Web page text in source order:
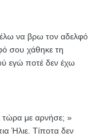
να βρω τον αδελφό
σου χάθηκε τη
εγώ ποτέ δεν έχω
τώρα με αρνήσε; »
Ήλιε. Τίποτα δεν